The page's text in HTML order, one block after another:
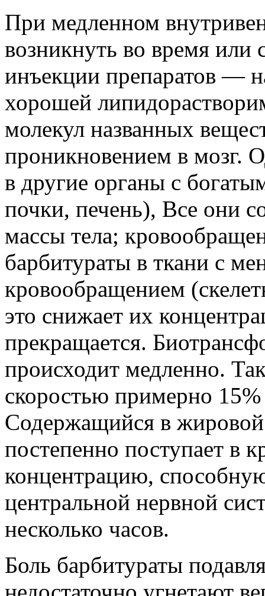
При медленном
возникнуть во время или
инъекции препаратов —
хорошей
молекул названных
проникновением в мозг.
в другие органы с
почки, печень), Все они
массы тела;
барбитураты в ткани с
кровообращением
это снижает их
прекращается.
происходит медленно.
скоростью примерно
Содержащийся в
постепенно поступает в
концентрацию,
центральной нервной
несколько часов.
Боль барбитураты